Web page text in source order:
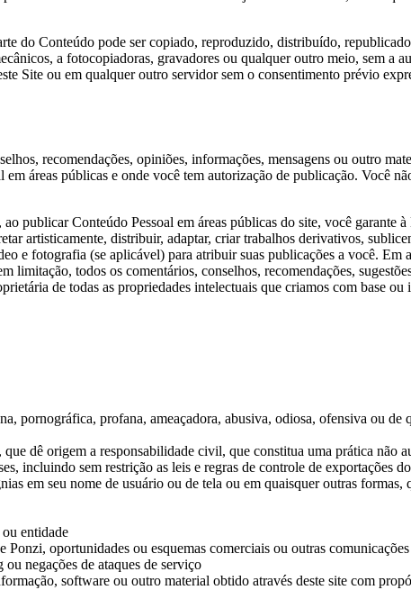
do Conteúdo pode ser copiado, reproduzido, distribuído,
a fotocopiadoras, gravadores ou qualquer outro meio, sem a
Site ou em qualquer outro servidor sem o consentimento prévio
recomendações, opiniões, informações, mensagens ou outro
áreas públicas e onde você tem autorização de publicação. Você
publicar Conteúdo Pessoal em áreas públicas do site, você garante
artisticamente, distribuir, adaptar, criar trabalhos derivativos,
e fotografia (se aplicável) para atribuir suas publicações a você. Em
todos os comentários, conselhos, recomendações,
de todas as propriedades intelectuais que criamos com base ou
pornográfica, profana, ameaçadora, abusiva, odiosa, ofensiva ou de
dê origem a responsabilidade civil, que constitua uma prática não
incluindo sem restrição as leis e regras de controle de exportações
em seu nome de usuário ou de tela ou em quaisquer outras formas,
entidade
oportunidades ou esquemas comerciais ou outras
negações de ataques de serviço
software ou outro material obtido através deste site com